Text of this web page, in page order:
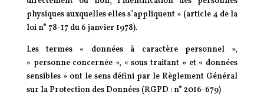
physiques auxquelles elles s’appliquent » (article 4 de la
loi n° 78-17 du 6 janvier 1978).
Les termes « données à caractère personnel »,
« personne concernée », « sous traitant » et « données
sensibles » ont le sens défini par le Règlement Général
sur la Protection des Données (RGPD : n° 2016-679)